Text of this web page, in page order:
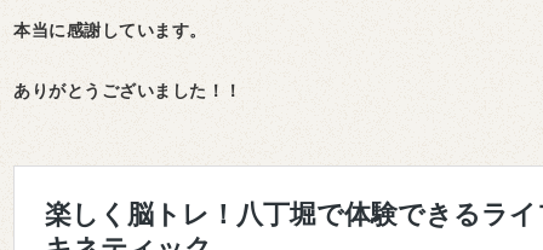
本当に感謝しています。
ありがとうございました！！